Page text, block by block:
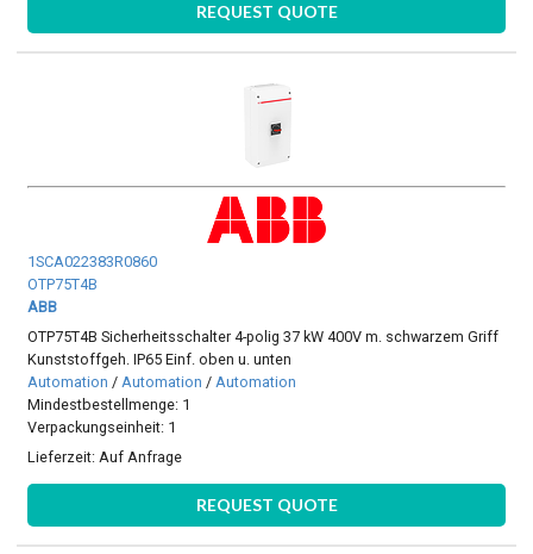
REQUEST QUOTE
1SCA022383R0860
OTP75T4B
ABB
OTP75T4B Sicherheitsschalter 4-polig 37 kW 400V m. schwarzem Griff
Kunststoffgeh. IP65 Einf. oben u. unten
Automation /Automation /Automation
Mindestbestellmenge: 1
Verpackungseinheit: 1
Lieferzeit:Auf Anfrage
REQUEST QUOTE